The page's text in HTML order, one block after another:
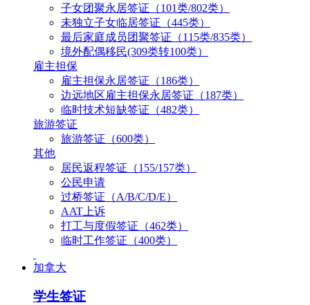
子女团聚永居签证（101类/802类）
未独立子女临居签证（445类）
最后家庭成员团聚签证（115类/835类）
境外配偶移民(309类转100类）
雇主担保
雇主担保永居签证（186类）
边远地区雇主担保永居签证（187类）
临时技术短缺签证（482类）
旅游签证
旅游签证（600类）
其他
居民返程签证（155/157类）
公民申请
过桥签证（A/B/C/D/E）
AAT上诉
打工与度假签证（462类）
临时工作签证（400类）
加拿大
学生签证